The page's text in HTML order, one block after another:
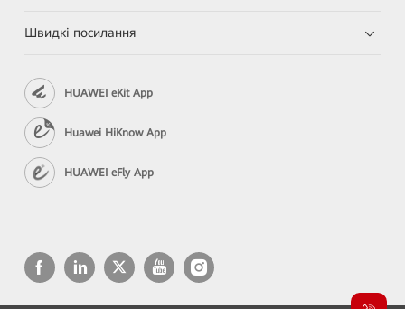
Швидкі посилання
HUAWEI eKit App
Huawei HiKnow App
HUAWEI eFly App